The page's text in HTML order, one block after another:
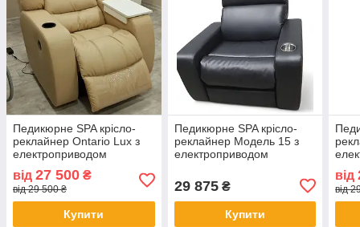
Педикюрне SPA крісло-
реклайнер Ontario Lux з
електроприводом
від 27 500 ₴
від 29 500 ₴
Купити
Педикюрне SPA крісло-
реклайнер Модель 15 з
електроприводом
29 875₴
Купити
від
від